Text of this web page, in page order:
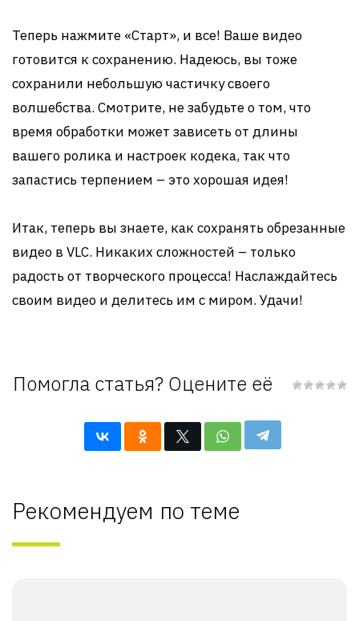
Теперь нажмите «Старт», и все! Ваше видео
готовится к сохранению. Надеюсь, вы тоже
сохранили небольшую частичку своего
волшебства. Смотрите, не забудьте о том, что
время обработки может зависеть от длины
вашего ролика и настроек кодека, так что
запастись терпением – это хорошая идея!
Итак, теперь вы знаете, как сохранять обрезанные
видео в VLC. Никаких сложностей – только
радость от творческого процесса! Наслаждайтесь
своим видео и делитесь им с миром. Удачи!
Помогла статья? Оцените её
Рекомендуем по теме